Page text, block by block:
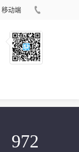
移动端
972